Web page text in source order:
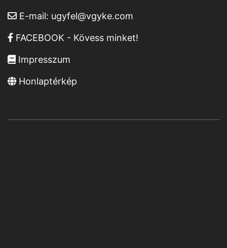
E-mail: ugyfel@vgyke.com
FACEBOOK - Kövess minket!
Impresszum
Honlaptérkép